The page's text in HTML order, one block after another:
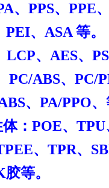
、PPS、PPE
、ASA 等。
、AES、
PC/ABS、PC/
、PA/PPO、
：POE、 TPU
、TPR、
等。